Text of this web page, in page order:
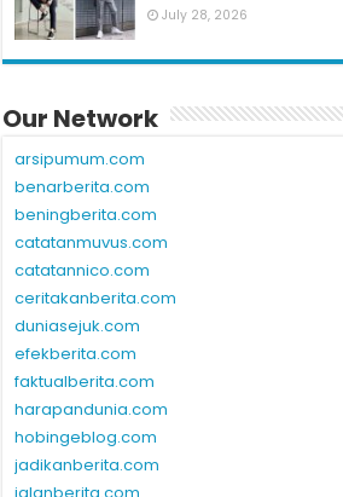
5 Tips Memilih Kemeja
July 28, 2026
Our Network
arsipumum.com
benarberita.com
beningberita.com
catatanmuvus.com
catatannico.com
ceritakanberita.com
duniasejuk.com
efekberita.com
faktualberita.com
harapandunia.com
hobingeblog.com